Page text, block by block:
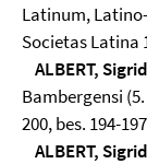
Latinum,
Societas Latina
ALBERT,
Bambergensi
200, bes. 194-
ALBERT, Sigrid